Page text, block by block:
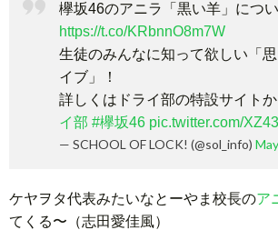
欅坂46のアニラ「黒い羊」につい
https://t.co/KRbnnO8m7W
生徒のみんなに知って欲しい「
イブ」！
詳しくはドライ部の特設サイトか
イ部 #欅坂46 pic.twitter.com/
— SCHOOL OF LOCK! (@sol_info)
ケヤヲタ代表みたいなとーやま校長のア
てくる〜（志田愛佳風）